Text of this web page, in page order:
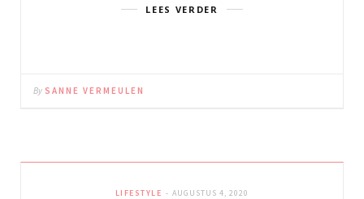
LEES VERDER
By SANNE VERMEULEN
LIFESTYLE AUGUSTUS 4, 2020